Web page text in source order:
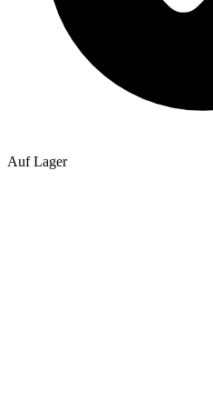
Auf Lager